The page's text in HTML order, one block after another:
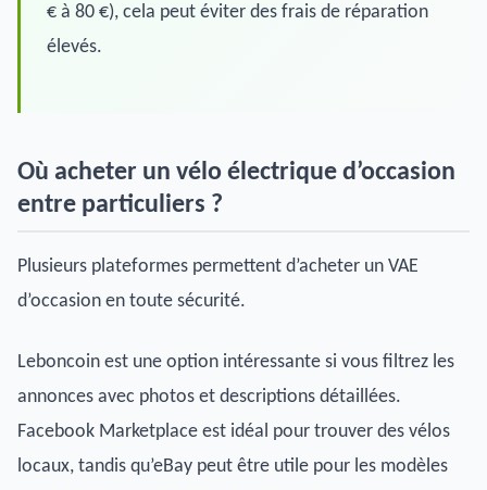
€ à 80 €), cela peut éviter des frais de réparation
élevés.
Où acheter un vélo électrique d’occasion
entre particuliers ?
Plusieurs plateformes permettent d’acheter un VAE
d’occasion en toute sécurité.
Leboncoin est une option intéressante si vous filtrez les
annonces avec photos et descriptions détaillées.
Facebook Marketplace est idéal pour trouver des vélos
locaux, tandis qu’eBay peut être utile pour les modèles